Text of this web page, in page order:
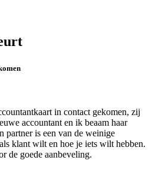
in contact gekomen, zij
accountant en ik beaam haar
partner is een van de weinige
klant wilt en hoe je iets wilt hebben.
de goede aanbeveling.